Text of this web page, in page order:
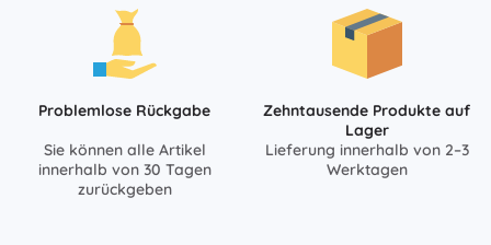
Problemlose Rückgabe
Sie können alle Artikel
innerhalb von 30 Tagen
zurückgeben
Zehntausende Produkte auf
Lager
Lieferung innerhalb von 2–3
Werktagen